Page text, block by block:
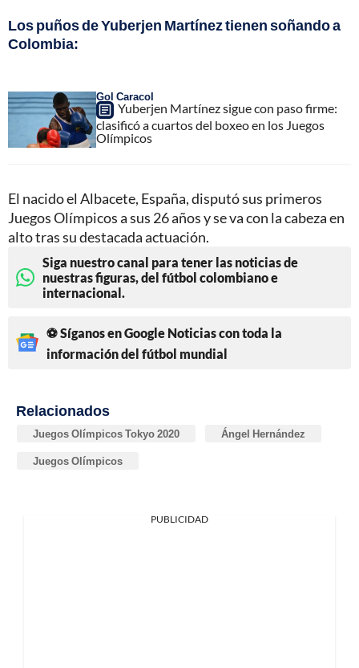
Los puños de Yuberjen Martínez tienen soñando a
Colombia:
Gol Caracol
Yuberjen Martínez sigue con paso firme:
clasificó a cuartos del boxeo en los Juegos
Olímpicos
El nacido el Albacete, España, disputó sus primeros
Juegos Olímpicos a sus 26 años y se va con la cabeza en
alto tras su destacada actuación.
Siga nuestro canal para tener las noticias de
nuestras figuras, del fútbol colombiano e
internacional.
⚽ Síganos en Google Noticias con toda la
información del fútbol mundial
Relacionados
Juegos Olímpicos Tokyo 2020 Ángel Hernández
Juegos Olímpicos
PUBLICIDAD